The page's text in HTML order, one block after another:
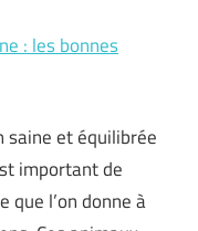
: les bonnes
saine et équilibrée
important de
l’on donne à